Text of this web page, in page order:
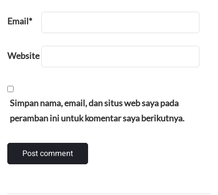
Email*
Website
Simpan nama, email, dan situs web saya pada
peramban ini untuk komentar saya berikutnya.